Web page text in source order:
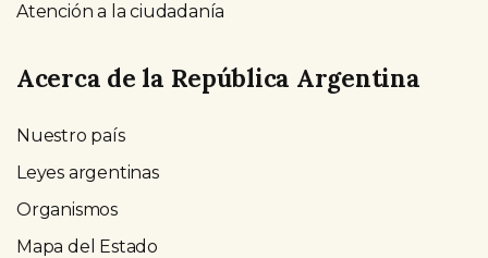
Atención a la ciudadanía
Acerca de la República Argentina
Nuestro país
Leyes argentinas
Organismos
Mapa del Estado